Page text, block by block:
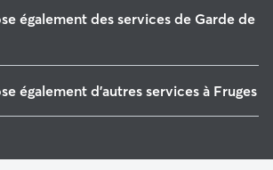
également des services de Garde de
également d'autres services à Fruges